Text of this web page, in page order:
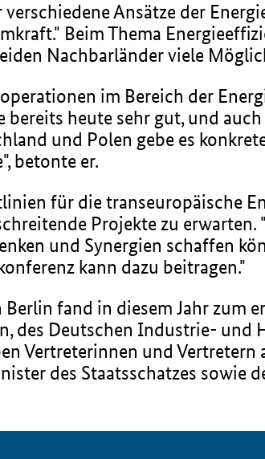
Ansätze der
Beim Thema
Nachbarländer viele
im Bereich der
heute sehr gut, und
und Polen gebe es
betonte er.
für die transeuropäische
Projekte zu erwarten.
und Synergien schaffen
kann dazu beitragen."
fand in diesem Jahr zum
des Deutschen Industrie- und
Vertreterinnen und
des Staatsschatzes